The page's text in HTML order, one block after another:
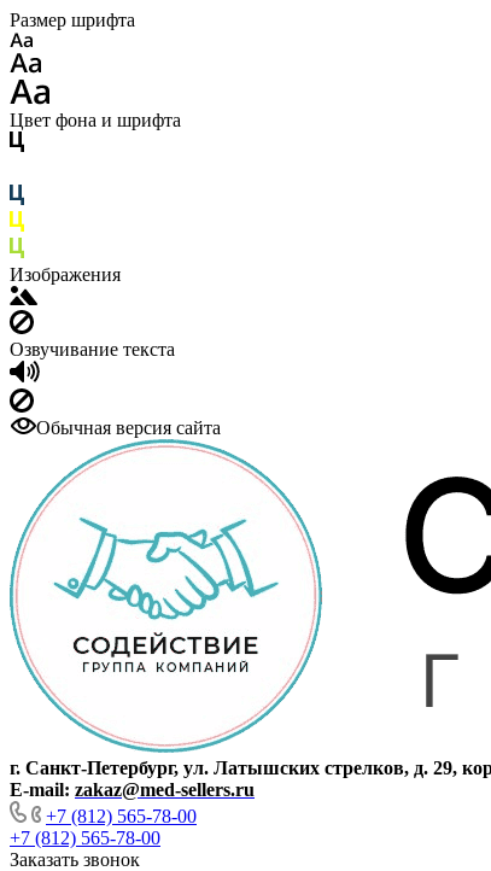
Размер шрифта
Цвет фона и шрифта
Изображения
Озвучивание текста
Обычная версия сайта
г. Санкт-Петербург, ул. Латышских стрелков, д. 29,
E-mail: zakaz@med-sellers.ru
+7 (812) 565-78-00
+7 (812) 565-78-00
Заказать звонок